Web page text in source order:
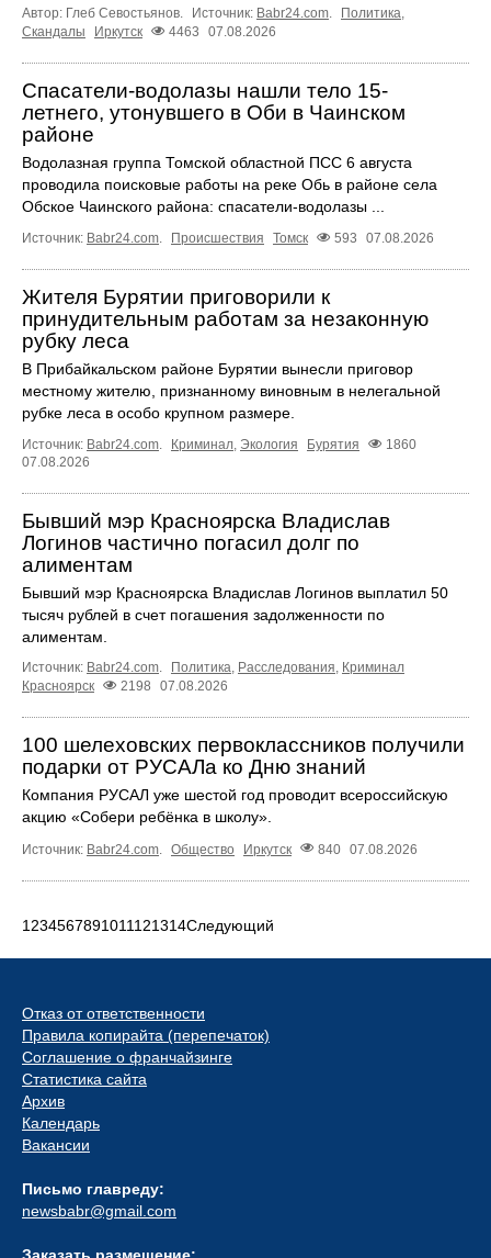
Автор: Глеб Севостьянов. Источник: Babr24.com. Политика,
Скандалы
Иркутск 4463 07.08.2026
Спасатели-водолазы нашли тело 15-
летнего, утонувшего в Оби в Чаинском
районе
Водолазная группа Томской областной ПСС 6 августа
проводила поисковые работы на реке Обь в районе села
Обское Чаинского района: спасатели-водолазы ...
Источник: Babr24.com. Происшествия Томск 593 07.08.2026
Жителя Бурятии приговорили к
принудительным работам за незаконную
рубку леса
В Прибайкальском районе Бурятии вынесли приговор
местному жителю, признанному виновным в нелегальной
рубке леса в особо крупном размере.
Источник: Babr24.com. Криминал, Экология Бурятия
1860
07.08.2026
Бывший мэр Красноярска Владислав
Логинов частично погасил долг по
алиментам
Бывший мэр Красноярска Владислав Логинов выплатил 50
тысяч рублей в счет погашения задолженности по
алиментам.
Источник: Babr24.com. Политика, Расследования, Криминал
Красноярск
2198 07.08.2026
100 шелеховских первоклассников получили
подарки от РУСАЛа ко Дню знаний
Компания РУСАЛ уже шестой год проводит всероссийскую
акцию «Собери ребёнка в школу».
Источник: Babr24.com Общество Иркутск 840 07.08.2026
1 234567891011121314Следующий
Отказ от ответственности
Правила копирайта (перепечаток)
Соглашение о франчайзинге
Статистика сайта
Архив
Календарь
Вакансии
Письмо главреду:
newsbabr@gmail.com
Заказать размещение: